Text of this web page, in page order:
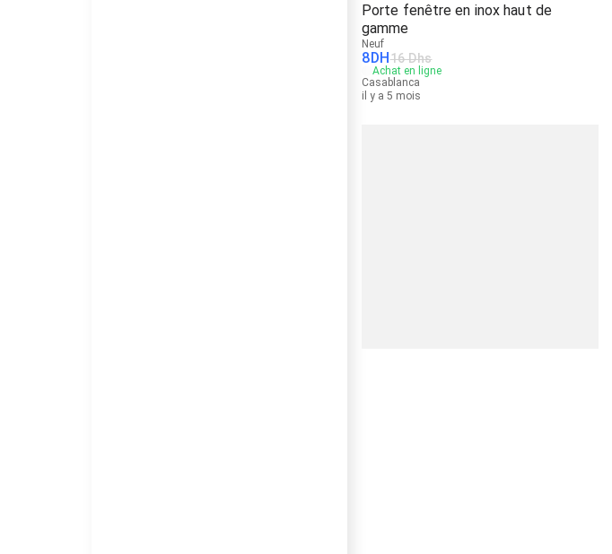
Porte fenêtre en inox haut de
gamme
Neuf
8DH16 Dhs
Achat en ligne
Casablanca
il y a 5 mois